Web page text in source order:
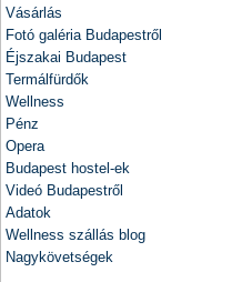
Vásárlás
Fotó galéria Budapestről
Éjszakai Budapest
Termálfürdők
Wellness
Pénz
Opera
Budapest hostel-ek
Videó Budapestről
Adatok
Wellness szállás blog
Nagykövetségek